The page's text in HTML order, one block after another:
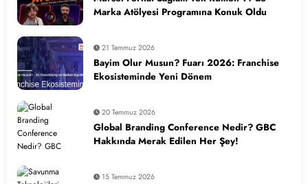
Marka Atölyesi Programına Konuk Oldu
21 Temmuz 2026
Bayim Olur Musun? Fuarı 2026: Franchise
Ekosisteminde Yeni Dönem
20 Temmuz 2026
Global Branding Conference Nedir? GBC
Hakkında Merak Edilen Her Şey!
15 Temmuz 2026